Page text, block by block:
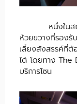
หนึ่งในสถาน
ห้วยขวางที่รองรั
เลี้ยงสังสรรค์ที่ต้
ได้ โดยทาง The
บริการโซน